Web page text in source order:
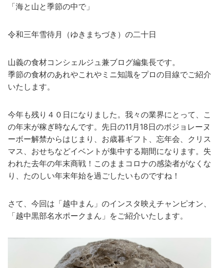
「海と山と季節の中で」
令和三年雪待月（ゆきまちづき）の二十日
山義の食材コンシェルジュ兼ブログ編集長です。
季節の食材のあれやこれやミニ知識をプロの目線でご紹介
いたします。
今年も残り４０日になりました。我々の業界にとって、こ
の年末が稼ぎ時なんです。先日の11月18日のボジョレーヌ
ーボー解禁からはじまり、お歳暮ギフト、忘年会、クリス
マス、おせちなどイベントが集中する期間になります。失
われた去年の年末商戦！このままコロナの感染者がなくな
り、たのしい年末年始を過ごしたいものですね！
さて、今回は「越中まん」のインスタ映えチャンピオン、
「越中黒部名水ポークまん」をご紹介いたします。